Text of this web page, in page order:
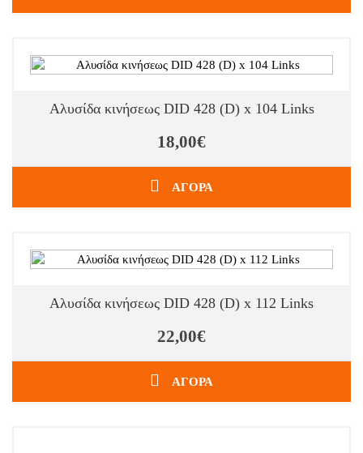
Αλυσίδα κινήσεως DID 428 (D) x 104 Links
18,00€
ΑΓΟΡΑ
Αλυσίδα κινήσεως DID 428 (D) x 112 Links
22,00€
ΑΓΟΡΑ